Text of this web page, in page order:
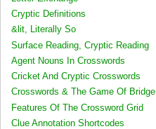
Cryptic Definitions
&lit, Literally So
Surface Reading, Cryptic Reading
Agent Nouns In Crosswords
Cricket And Cryptic Crosswords
Crosswords & The Game Of Bridge
Features Of The Crossword Grid
Clue Annotation Shortcodes